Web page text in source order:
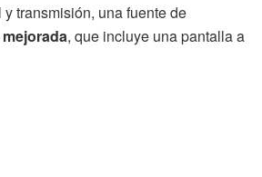
transmisión, una fuente de
, que incluye una pantalla a